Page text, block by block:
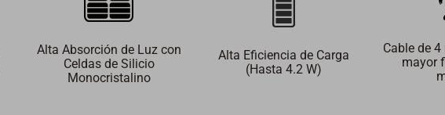
Alta Absorción de Luz con
Celdas de Silicio
Monocristalino
Alta Eficiencia de Carga
(Hasta 4.2 W)
Cable de
mayor